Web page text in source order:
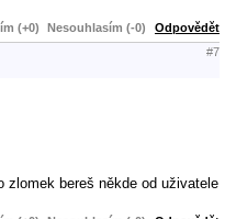
(+0) Nesouhlasím (-0) Odpovědět
#7
bereš někde od uživatele